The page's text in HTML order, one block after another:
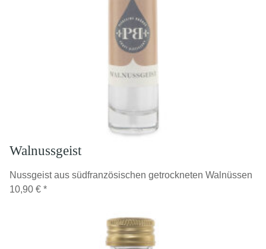
Walnussgeist
Nussgeist aus südfranzösischen getrockneten Walnüssen
10,90 € *